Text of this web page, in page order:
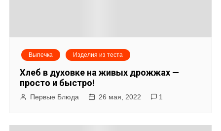
Выпечка Изделия из теста
Хлеб в духовке на живых дрожжах —
просто и быстро!
Первые Блюда 26 мая, 2022 1